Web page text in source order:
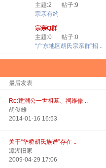
主题:2
帖子:9
宗亲有约
宗亲Q群
主题:0
帖子:0
“广东地区胡氏宗亲群”招 ..
最后发表
Re:建潮公一世祖墓、祠维修 ..
胡俊雄
2014-01-16 16:53
关于“华桥胡氏族谱”存在 ..
漳湖旧家
2009-04-29 17:06